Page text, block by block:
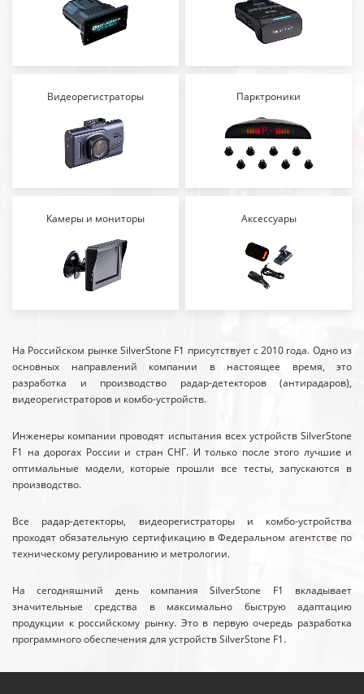
Видеорегистраторы Парктроники
Камеры и мониторы Аксессуары
На Российском рынке SilverStone F1 присутствует с 2010 года. Одно из
основных направлений компании в настоящее время, это
разработка и производство радар-детекторов (антирадаров),
видеорегистраторов и комбо-устройств.
Инженеры компании проводят испытания всех устройств SilverStone
F1 на дорогах России и стран СНГ. И только после этого лучшие и
оптимальные модели, которые прошли все тесты, запускаются в
производство.
Все радар-детекторы, видеорегистраторы и комбо-устройства
проходят обязательную сертификацию в Федеральном агентстве по
техническому регулированию и метрологии.
На сегодняшний день компания SilverStone F1 вкладывает
значительные средства в максимально быструю адаптацию
продукции к российскому рынку. Это в первую очередь разработка
программного обеспечения для устройств SilverStone F1.